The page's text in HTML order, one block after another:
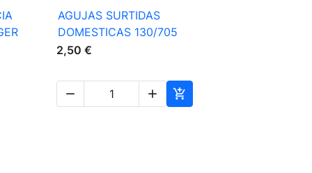
 Vista rápida
AGUJAS SURTIDAS
DOMESTICAS 130/705
2,50 €
  